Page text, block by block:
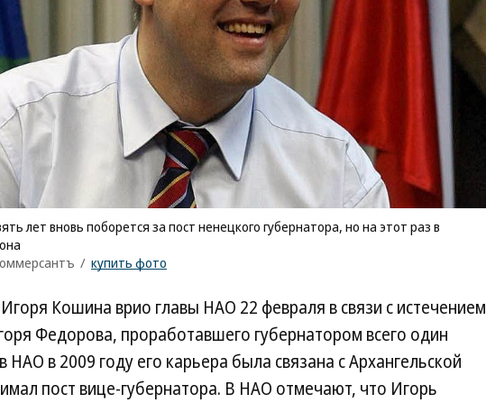
лет вновь поборется за пост ненецкого губернатора, но на этот раз в
/ купить фото
Кошина врио главы НАО 22 февраля в связи с истечением
Федорова, проработавшего губернатором всего один
НАО в 2009 году его карьера была связана с Архангельской
пост вице-губернатора. В НАО отмечают, что Игорь